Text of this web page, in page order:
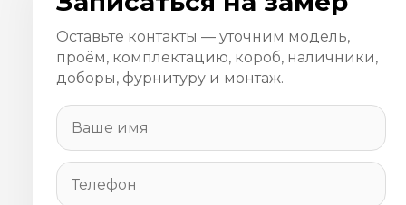
Оставьте контакты — уточним модель,
проём, комплектацию, короб, наличники,
доборы, фурнитуру и монтаж.